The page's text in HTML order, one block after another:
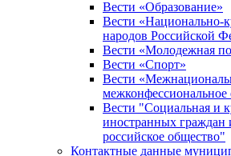
Вести «Образование»
Вести «Национально-
народов Российской
Вести «Молодежная
Вести «Спорт»
Вести
межконфессиональное
Вести "Социальная и
иностранных граждан
российское общество"
Контактные данные